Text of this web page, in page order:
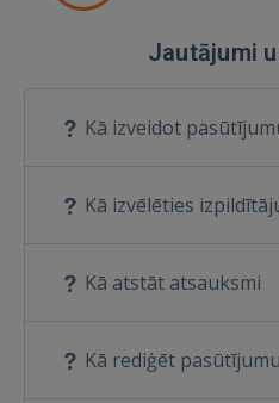
Jautājumi
Kā izveidot
Kā izvēlēties
Kā atstāt atsauksmi
Kā rediģēt pasūtījumu